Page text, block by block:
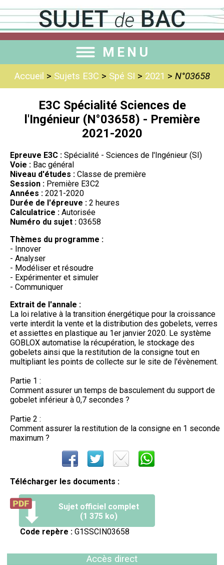
MENU
Accueil > Sujets E3C > Spé SI > 2021 > N°03658
E3C Spécialité Sciences de
l'Ingénieur (N°03658) - Première
2021-2020
Epreuve E3C : Spécialité - Sciences de l'Ingénieur (SI)
Voie : Bac général
Niveau d'études : Classe de première
Session : Première E3C2
Années : 2021-2020
Durée de l'épreuve : 2 heures
Calculatrice : Autorisée
Numéro du sujet : 03658
Thèmes du programme :
- Innover
- Analyser
- Modéliser et résoudre
- Expérimenter et simuler
- Communiquer
Extrait de l'annale :
La loi relative à la transition énergétique pour la croissance
verte interdit la vente et la distribution des gobelets, verres
et assiettes en plastique au 1er janvier 2020. Le système
GOBLOX automatise la récupération, le stockage des
gobelets ainsi que la restitution de la consigne tout en
multipliant les points de collecte sur le site de l'évènement.
Partie 1 :
Comment assurer un temps de basculement du support de
gobelet inférieur à 0,7 secondes ?
Partie 2 :
Comment assurer la restitution de la consigne en 1 seconde
maximum ?
Télécharger les documents :
Sujet officiel complet
(1 375 ko)
Code repère : G1SSCIN03658
Accès direct